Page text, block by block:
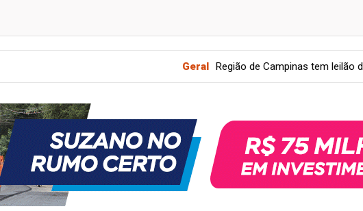
Região de Campinas tem leilão de